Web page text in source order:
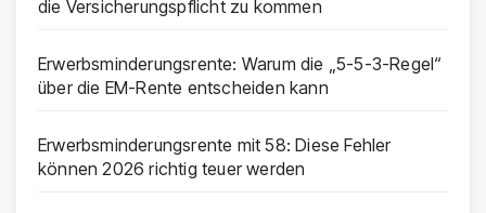
die Versicherungspflicht zu kommen
Erwerbsminderungsrente: Warum die „5-5-3-Regel“
über die EM-Rente entscheiden kann
Erwerbsminderungsrente mit 58: Diese Fehler
können 2026 richtig teuer werden